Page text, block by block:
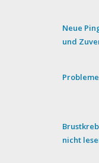
Neue
und
Probleme
nicht